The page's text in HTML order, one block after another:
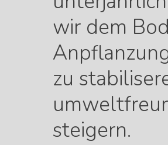
wir dem
zu
steigern.